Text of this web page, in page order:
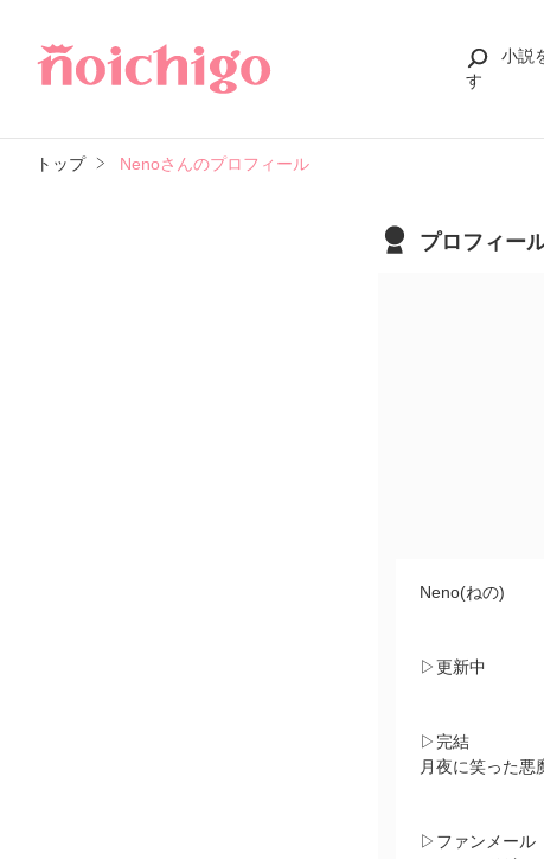
小説
す
トップ Nenoさんのプロフィール
プロフィー
Neno(ねの)
▷更新中
▷完結
月夜に笑った悪
▷ファンメール